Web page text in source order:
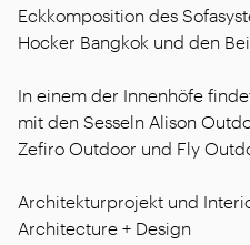
Eckkomposition des
Hocker Bangkok und den
In einem der Innenhöfe
mit den Sesseln Alison
Zefiro Outdoor und Fly
Architekturprojekt und
Architecture + Design